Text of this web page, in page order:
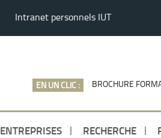
Intranet personnels IUT
EN UN CLIC : BROCHURE
ENTREPRISES RECHERCHE